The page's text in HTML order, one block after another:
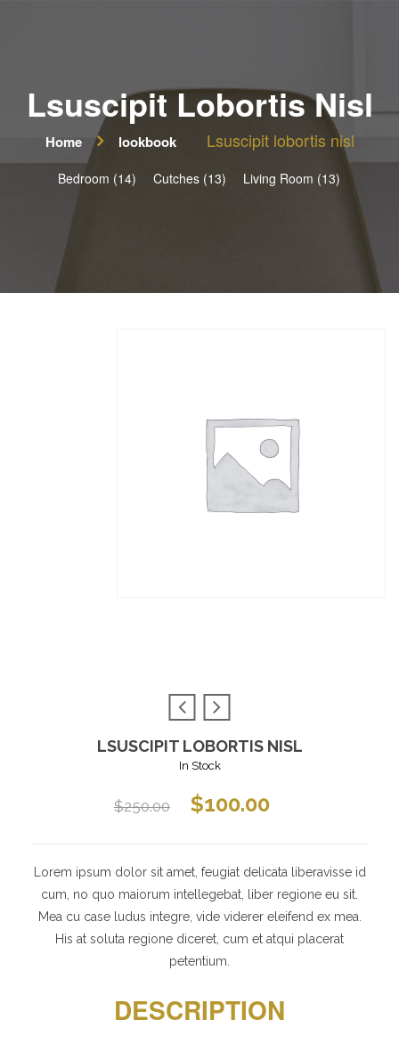
Lsuscipit Lobortis Nisl
Home lookbook Lsuscipit lobortis nisl
Bedroom (14) Cutches (13) Living Room (13)
LSUSCIPIT LOBORTIS NISL
In Stock
$250.00 $100.00
Lorem ipsum dolor sit amet, feugiat delicata liberavisse id
cum, no quo maiorum intellegebat, liber regione eu sit.
Mea cu case ludus integre, vide viderer eleifend ex mea.
His at soluta regione diceret, cum et atqui placerat
petentium.
DESCRIPTION